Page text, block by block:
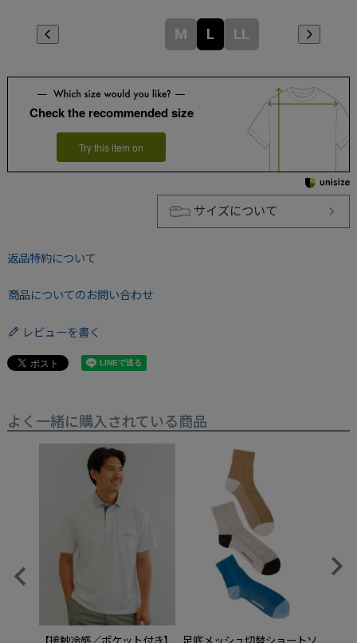
M L LL
Check the recommended size
Try this item on
サイズについて
返品特約について
商品についてのお問い合わせ
レビューを書く
よく一緒に購入されている商品